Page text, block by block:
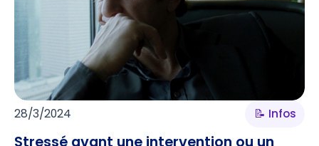
28/3/2024 📝 Infos
Stressé avant une intervention ou un